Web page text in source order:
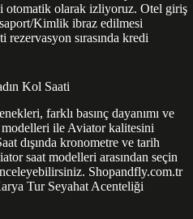
otomatik olarak izliyoruz. Otel giriş
Kimlik ibraz edilmesi
sırasında kredi
Kol Saati
farklı basınç dayanımı ve
ile Aviator kalitesini
dışında kronometre ve tarih
saat modelleri arasından seçin
Shopandfly.com.tr
Tur Seyahat Acenteliği